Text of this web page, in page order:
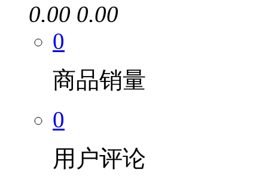
0.00 0.00
0
商品销量
0
用户评论